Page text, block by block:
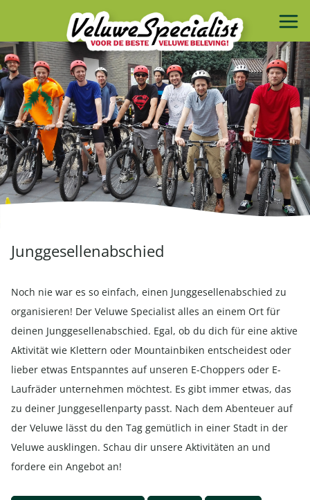
Junggesellenabschied
Noch nie war es so einfach, einen Junggesellenabschied zu
organisieren! Der Veluwe Specialist alles an einem Ort für
deinen Junggesellenabschied. Egal, ob du dich für eine aktive
Aktivität wie Klettern oder Mountainbiken entscheidest oder
lieber etwas Entspanntes auf unseren E-Choppers oder E-
Laufräder unternehmen möchtest. Es gibt immer etwas, das
zu deiner Junggesellenparty passt. Nach dem Abenteuer auf
der Veluwe lässt du den Tag gemütlich in einer Stadt in der
Veluwe ausklingen. Schau dir unsere Aktivitäten an und
fordere ein Angebot an!